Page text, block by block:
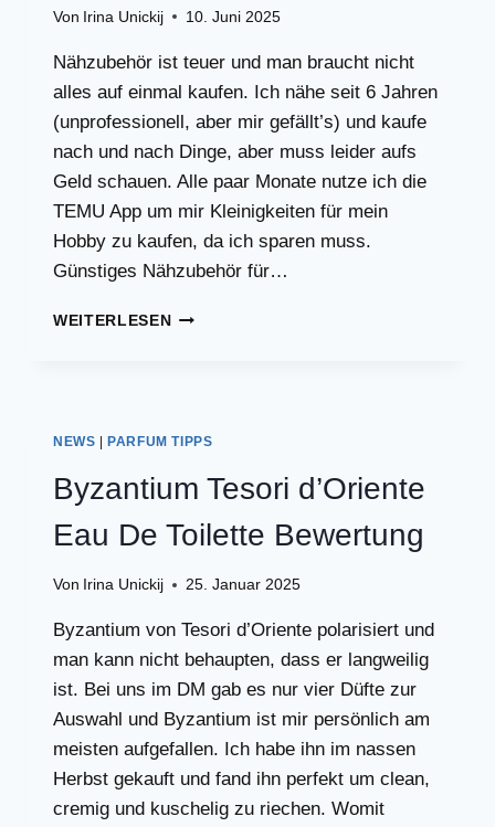
Von Irina Unickij 10. Juni 2025
Nähzubehör ist teuer und man braucht nicht
alles auf einmal kaufen. Ich nähe seit 6 Jahren
(unprofessionell, aber mir gefällt’s) und kaufe
nach und nach Dinge, aber muss leider aufs
Geld schauen. Alle paar Monate nutze ich die
TEMU App um mir Kleinigkeiten für mein
Hobby zu kaufen, da ich sparen muss.
Günstiges Nähzubehör für…
WEITERLESENSINNVOLLES
NEWS PARFUM TIPPS
Byzantium Tesori d’Oriente
Eau De Toilette Bewertung
Von Irina Unickij 25. Januar 2025
Byzantium von Tesori d’Oriente polarisiert und
man kann nicht behaupten, dass er langweilig
ist. Bei uns im DM gab es nur vier Düfte zur
Auswahl und Byzantium ist mir persönlich am
meisten aufgefallen. Ich habe ihn im nassen
Herbst gekauft und fand ihn perfekt um clean,
cremig und kuschelig zu riechen. Womit